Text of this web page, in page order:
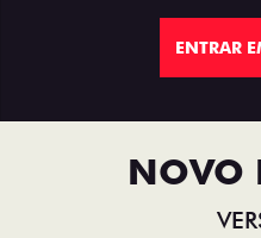
ENTRAR
NOVO